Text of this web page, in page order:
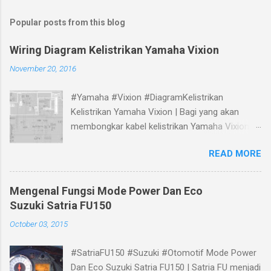
Popular posts from this blog
Wiring Diagram Kelistrikan Yamaha Vixion
November 20, 2016
#Yamaha #Vixion #DiagramKelistrikan
Kelistrikan Yamaha Vixion | Bagi yang akan
membongkar kabel kelistrikan Yamaha Vixion,
Diagram Kelistrikan Yamaha Vixion berikut.
READ MORE
Mengenal Fungsi Mode Power Dan Eco
Suzuki Satria FU150
October 03, 2015
#SatriaFU150 #Suzuki #Otomotif Mode Power
Dan Eco Suzuki Satria FU150 | Satria FU menjadi